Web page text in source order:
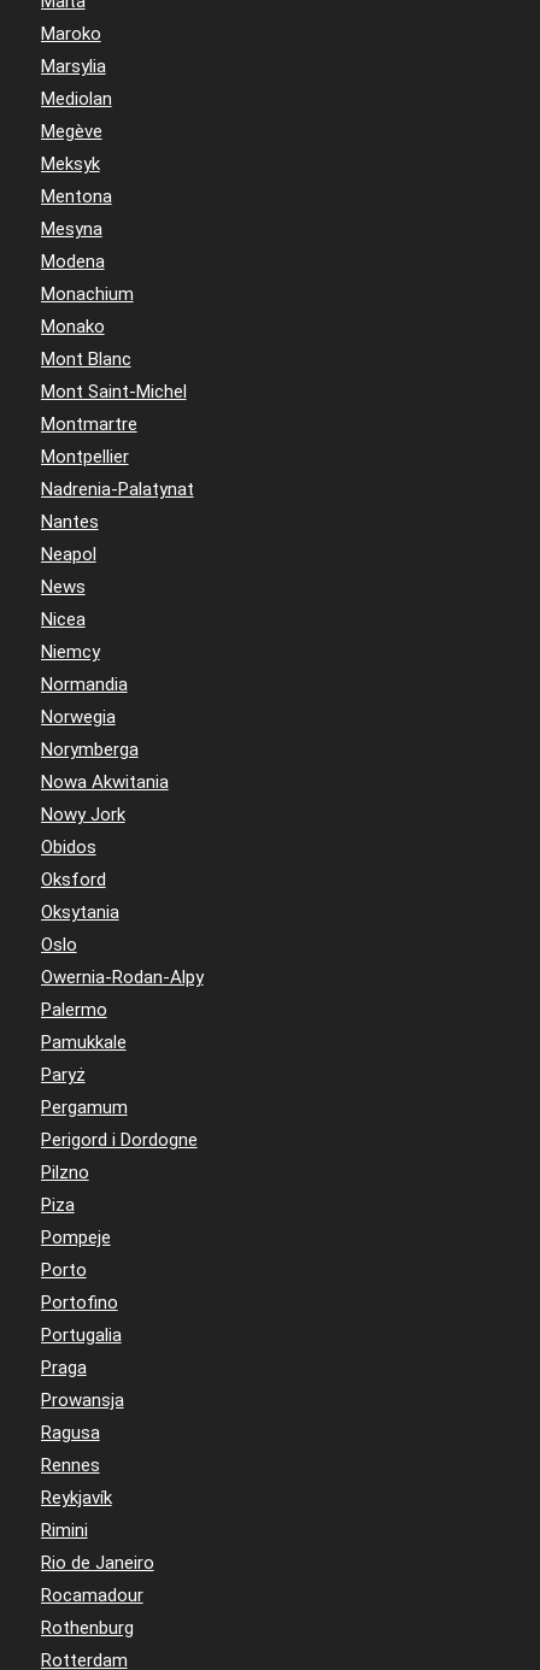
Maroko
Marsylia
Mediolan
Megève
Meksyk
Mentona
Mesyna
Modena
Monachium
Monako
Mont Blanc
Mont Saint-Michel
Montmartre
Montpellier
Nadrenia-Palatynat
Nantes
Neapol
News
Nicea
Niemcy
Normandia
Norwegia
Norymberga
Nowa Akwitania
Nowy Jork
Obidos
Oksford
Oksytania
Oslo
Owernia-Rodan-Alpy
Palermo
Pamukkale
Paryż
Pergamum
Perigord i Dordogne
Pilzno
Piza
Pompeje
Porto
Portofino
Portugalia
Praga
Prowansja
Ragusa
Rennes
Reykjavík
Rimini
Rio de Janeiro
Rocamadour
Rothenburg
Rotterdam